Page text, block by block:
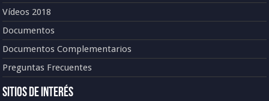
Vídeos 2018
Documentos
Documentos Complementarios
Preguntas Frecuentes
Sitios de Interés